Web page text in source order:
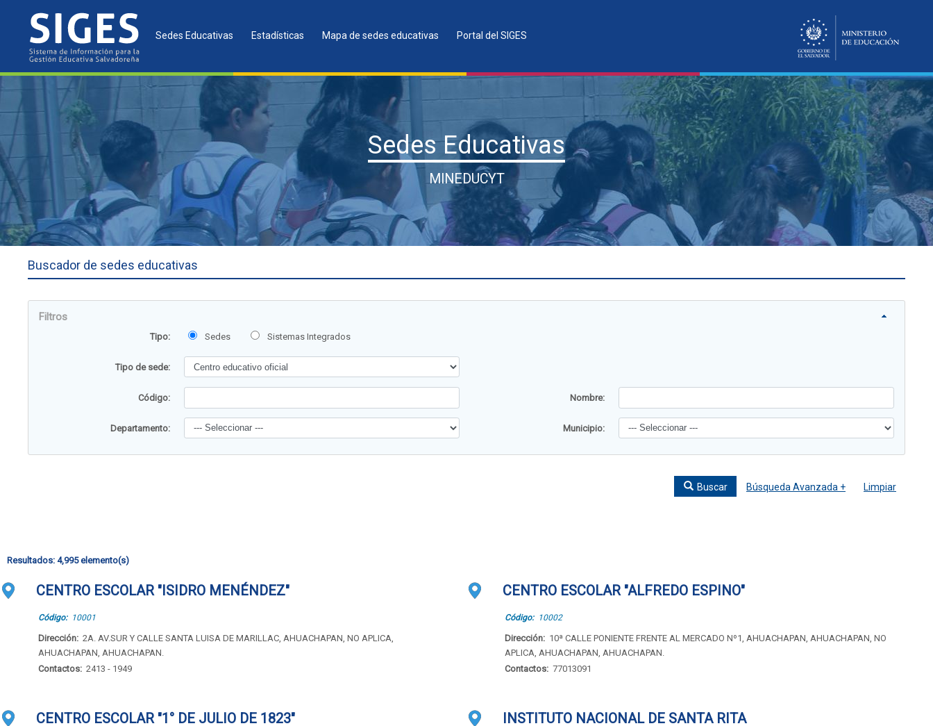
Sedes Educativas Estadísticas Mapa de sedes educativas Portal del SIGES
Sedes Educativas
MINEDUCYT
Buscador de sedes educativas
Filtros
Tipo: Sedes Sistemas Integrados
Tipo de sede:
Código: Nombre:
Departamento: Municipio:
Buscar Búsqueda Avanzada + Limpiar
Resultados: 4,995elemento(s)
CENTRO ESCOLAR "ISIDRO MENÉNDEZ"
Código: 10001
Dirección: 2A. AV.SUR Y CALLE SANTA LUISA DE MARILLAC, AHUACHAPAN, NO APLICA,
AHUACHAPAN, AHUACHAPAN.
Contactos: 2413 - 1949
CENTRO ESCOLAR "ALFREDO ESPINO"
Código: 10002
Dirección: 10ª CALLE PONIENTE FRENTE AL MERCADO Nº1, AHUACHAPAN, AHUACHAPAN, NO
APLICA, AHUACHAPAN, AHUACHAPAN.
Contactos: 77013091
CENTRO ESCOLAR "1° DE JULIO DE 1823" INSTITUTO NACIONAL DE SANTA RITA